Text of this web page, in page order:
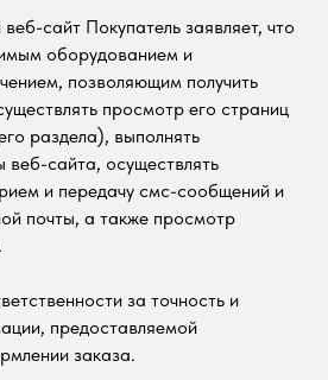
сайт Покупатель заявляет, что
оборудованием и
позволяющим получить
просмотр его страниц
раздела), выполнять
сайта, осуществлять
и передачу смс-сообщений и
почты, а также просмотр
за точность и
предоставляемой
заказа.